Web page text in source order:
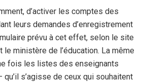
d’activer les comptes des
leurs demandes d’enregistrement
prévu à cet effet, selon le site
le ministère de l’éducation. La même
fois les listes des enseignants
s’agisse de ceux qui souhaitent